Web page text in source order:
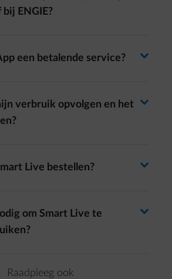
ENGIE?
een betalende service? Antwoord wisselen
arrow-right
verbruik opvolgen en het
arrow-right
Live bestellen? Antwoord wisselen
arrow-right
om Smart Live te
arrow-right
Raadpleeg ook